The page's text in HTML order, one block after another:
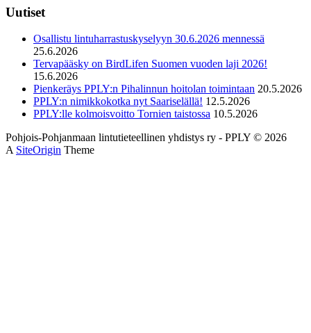
Uutiset
Osallistu lintuharrastuskyselyyn 30.6.2026 mennessä
25.6.2026
Tervapääsky on BirdLifen Suomen vuoden laji 2026!
15.6.2026
Pienkeräys PPLY:n Pihalinnun hoitolan toimintaan 20.5.2026
PPLY:n nimikkokotka nyt Saariselällä! 12.5.2026
PPLY:lle kolmoisvoitto Tornien taistossa 10.5.2026
Pohjois-Pohjanmaan lintutieteellinen yhdistys ry - PPLY © 2026
A SiteOrigin Theme